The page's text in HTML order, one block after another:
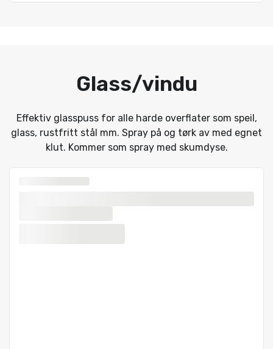
Glass/vindu
Effektiv glasspuss for alle harde overflater som speil,
glass, rustfritt stål mm. Spray på og tørk av med egnet
klut. Kommer som spray med skumdyse.